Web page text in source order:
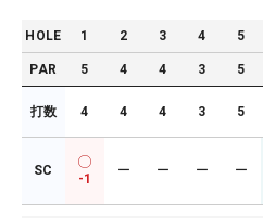
HOLE 1 2 3 4 5
PAR 5 4 4 3 5
打数 4 4 4 3 5
SC
-1
ー ー ー ー